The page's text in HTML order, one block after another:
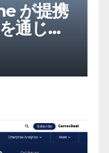
が提携
通じて
ョンを